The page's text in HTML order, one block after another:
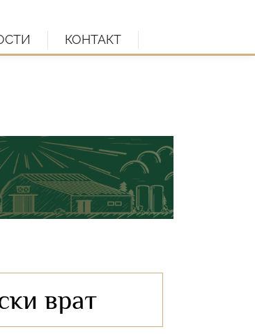
КОНТАКТ
врат